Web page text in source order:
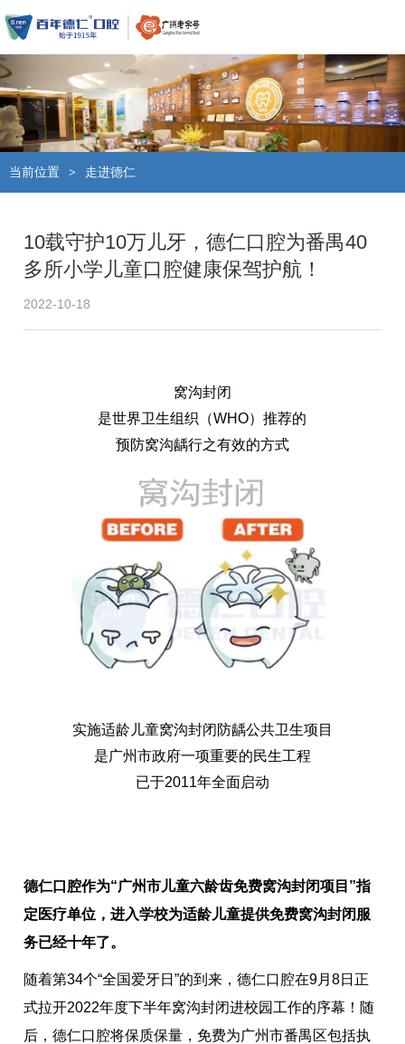
当前位置 > 走进德仁
10载守护10万儿牙，德仁口腔为番禺40
多所小学儿童口腔健康保驾护航！
2022-10-18
窝沟封闭
是世界卫生组织（WHO）推荐的
预防窝沟龋行之有效的方式
实施适龄儿童窝沟封闭防龋公共卫生项目
是广州市政府一项重要的民生工程
已于2011年全面启动
德仁口腔作为“广州市儿童六龄齿免费窝沟封闭项目”指
定医疗单位，进入学校为适龄儿童提供免费窝沟封闭服
务已经十年了。
随着第34个“全国爱牙日”的到来，德仁口腔在9月8日正
式拉开2022年度下半年窝沟封闭进校园工作的序幕！随
后，德仁口腔将保质保量，免费为广州市番禺区包括执